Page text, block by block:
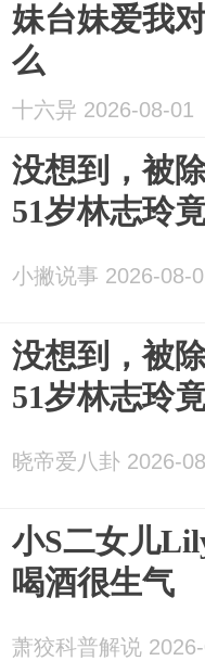
妹台妹爱我
么
十六异 2026-08-01
没想到，被
51岁林志玲
小撇说事 2026-08-
没想到，被
51岁林志玲
晓帝爱八卦 2026-
小S二女儿
喝酒很生气
萧狡科普解说